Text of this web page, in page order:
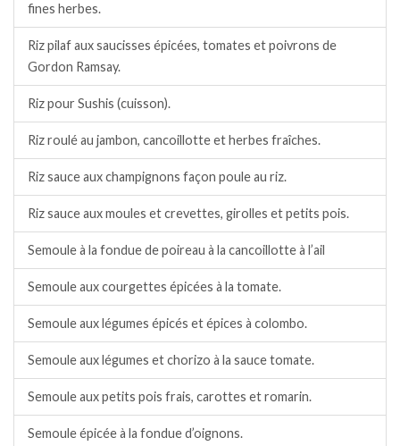
fines herbes.
Riz pilaf aux saucisses épicées, tomates et poivrons de
Gordon Ramsay.
Riz pour Sushis (cuisson).
Riz roulé au jambon, cancoillotte et herbes fraîches.
Riz sauce aux champignons façon poule au riz.
Riz sauce aux moules et crevettes, girolles et petits pois.
Semoule à la fondue de poireau à la cancoillotte à l’ail
Semoule aux courgettes épicées à la tomate.
Semoule aux légumes épicés et épices à colombo.
Semoule aux légumes et chorizo à la sauce tomate.
Semoule aux petits pois frais, carottes et romarin.
Semoule épicée à la fondue d’oignons.